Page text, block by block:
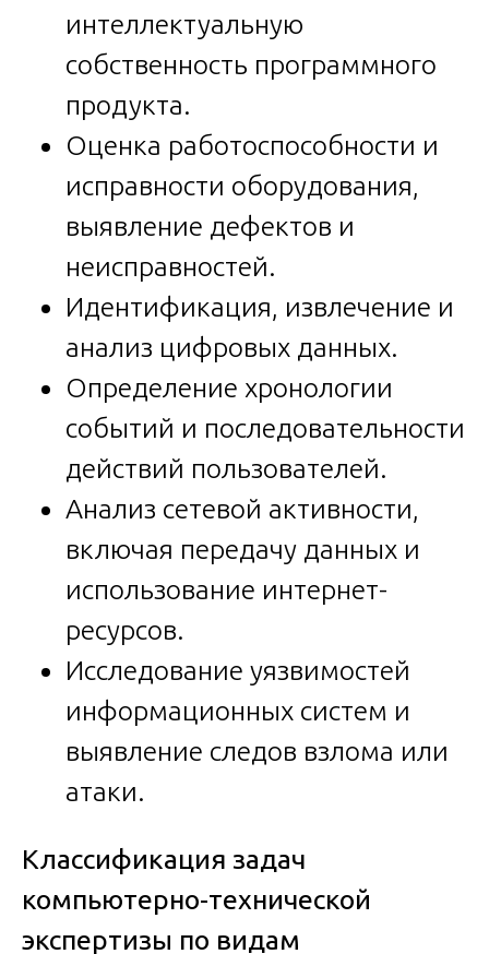
интеллектуальную
собственность программного
продукта.
Оценка работоспособности и
исправности оборудования,
выявление дефектов и
неисправностей.
Идентификация, извлечение и
анализ цифровых данных.
Определение хронологии
событий и последовательности
действий пользователей.
Анализ сетевой активности,
включая передачу данных и
использование интернет-
ресурсов.
Исследование уязвимостей
информационных систем и
выявление следов взлома или
атаки.
Классификация задач
компьютерно-технической
экспертизы по видам